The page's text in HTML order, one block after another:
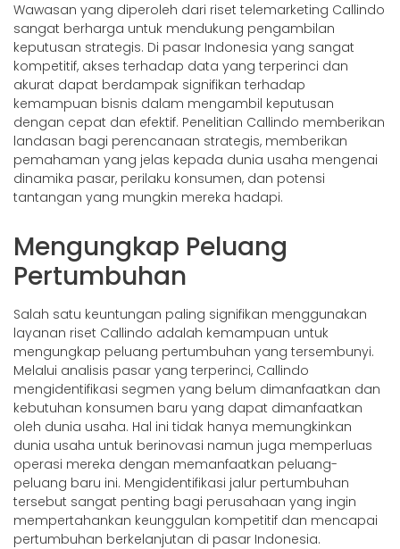
Wawasan yang diperoleh dari riset telemarketing Callindo
sangat berharga untuk mendukung pengambilan
keputusan strategis. Di pasar Indonesia yang sangat
kompetitif, akses terhadap data yang terperinci dan
akurat dapat berdampak signifikan terhadap
kemampuan bisnis dalam mengambil keputusan
dengan cepat dan efektif. Penelitian Callindo memberikan
landasan bagi perencanaan strategis, memberikan
pemahaman yang jelas kepada dunia usaha mengenai
dinamika pasar, perilaku konsumen, dan potensi
tantangan yang mungkin mereka hadapi.
Mengungkap Peluang
Pertumbuhan
Salah satu keuntungan paling signifikan menggunakan
layanan riset Callindo adalah kemampuan untuk
mengungkap peluang pertumbuhan yang tersembunyi.
Melalui analisis pasar yang terperinci, Callindo
mengidentifikasi segmen yang belum dimanfaatkan dan
kebutuhan konsumen baru yang dapat dimanfaatkan
oleh dunia usaha. Hal ini tidak hanya memungkinkan
dunia usaha untuk berinovasi namun juga memperluas
operasi mereka dengan memanfaatkan peluang-
peluang baru ini. Mengidentifikasi jalur pertumbuhan
tersebut sangat penting bagi perusahaan yang ingin
mempertahankan keunggulan kompetitif dan mencapai
pertumbuhan berkelanjutan di pasar Indonesia.